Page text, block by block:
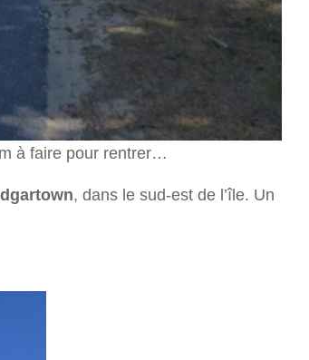
à faire pour rentrer…
, dans le sud-est de l’île. Un